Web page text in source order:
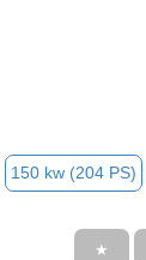
150 kw (204 PS)
★